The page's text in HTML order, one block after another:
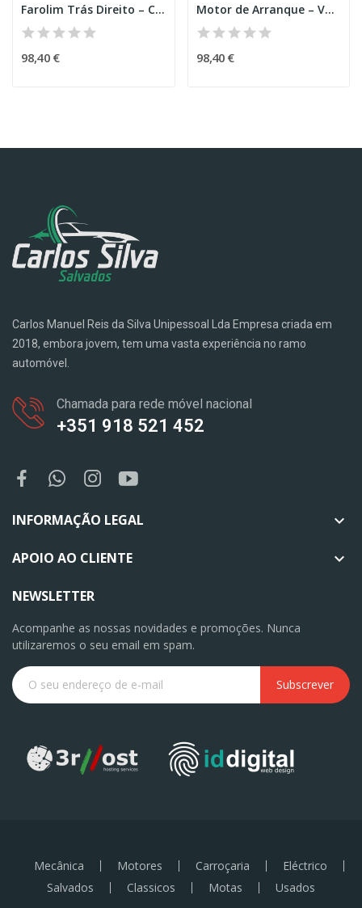
Farolim Trás Direito – CITROEN C4 GRAND PICASSO...
98,40 €
Motor de Arranque – VOLKSWAGEN GOLF VII (5G1,...
98,40 €
Carlos Manuel Reis da Silva Unipessoal Lda Empresa criada em
2018, embora jovem, tem uma vasta experiência no ramo
automóvel.
Chamada para rede móvel nacional
+351 918 521 452
INFORMAÇÃO LEGAL 
APOIO AO CLIENTE 
NEWSLETTER
Acompanhe as nossas novidades e promoções. Nunca
utilizaremos o seu email em spam.
Subscrever
Mecânica Motores Carroçaria
Eléctrico
Salvados
Classicos Motas Usados